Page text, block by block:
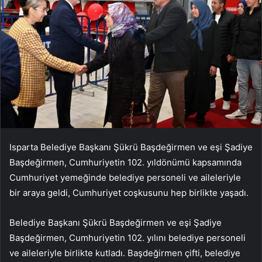
Isparta Belediye Başkanı Şükrü Başdeğirmen ve eşi Şadiye
Başdeğirmen, Cumhuriyetin 102. yıldönümü kapsamında
Cumhuriyet yemeğinde belediye personeli ve aileleriyle
bir araya geldi, Cumhuriyet coşkusunu hep birlikte yaşadı.
Belediye Başkanı Şükrü Başdeğirmen ve eşi Şadiye
Başdeğirmen, Cumhuriyetin 102. yılını belediye personeli
ve aileleriyle birlikte kutladı. Başdeğirmen çifti, belediye